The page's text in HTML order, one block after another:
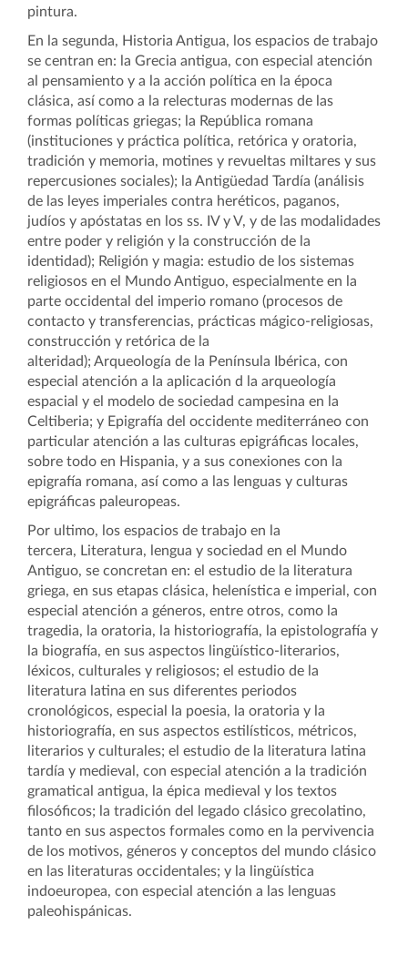
pintura.
En la segunda, Historia Antigua, los espacios de trabajo
se centran en: la Grecia antigua, con especial atención
al pensamiento y a la acción política en la época
clásica, así como a la relecturas modernas de las
formas políticas griegas; la República romana
(instituciones y práctica política, retórica y oratoria,
tradición y memoria, motines y revueltas miltares y sus
repercusiones sociales); la Antigüedad Tardía (análisis
de las leyes imperiales contra heréticos, paganos,
judíos y apóstatas en los ss. IV y V, y de las modalidades
entre poder y religión y la construcción de la
identidad); Religión y magia: estudio de los sistemas
religiosos en el Mundo Antiguo, especialmente en la
parte occidental del imperio romano (procesos de
contacto y transferencias, prácticas mágico-religiosas,
construcción y retórica de la
alteridad); Arqueología de la Península Ibérica, con
especial atención a la aplicación d la arqueología
espacial y el modelo de sociedad campesina en la
Celtiberia; y Epigrafía del occidente mediterráneo con
particular atención a las culturas epigráficas locales,
sobre todo en Hispania, y a sus conexiones con la
epigrafía romana, así como a las lenguas y culturas
epigráficas paleuropeas.
Por ultimo, los espacios de trabajo en la
tercera, Literatura, lengua y sociedad en el Mundo
Antiguo, se concretan en: el estudio de la literatura
griega, en sus etapas clásica, helenística e imperial, con
especial atención a géneros, entre otros, como la
tragedia, la oratoria, la historiografía, la epistolografía y
la biografía, en sus aspectos lingüístico-literarios,
léxicos, culturales y religiosos; el estudio de la
literatura latina en sus diferentes periodos
cronológicos, especial la poesia, la oratoria y la
historiografía, en sus aspectos estilísticos, métricos,
literarios y culturales; el estudio de la literatura latina
tardía y medieval, con especial atención a la tradición
gramatical antigua, la épica medieval y los textos
filosóficos; la tradición del legado clásico grecolatino,
tanto en sus aspectos formales como en la pervivencia
de los motivos, géneros y conceptos del mundo clásico
en las literaturas occidentales; y la lingüística
indoeuropea, con especial atención a las lenguas
paleohispánicas.